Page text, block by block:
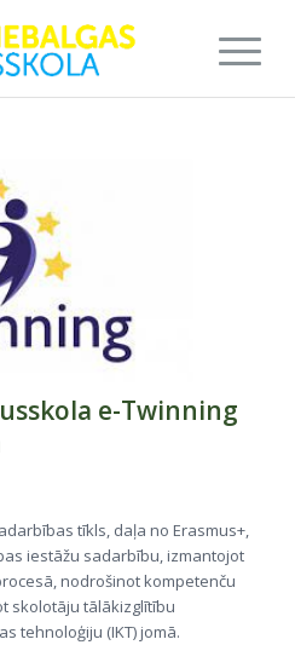
e-Twinning
tīkls, daļa no Erasmus+,
iestāžu sadarbību, izmantojot
nodrošinot kompetenču
skolotāju tālākizglītību
tehnoloģiju (IKT) jomā.